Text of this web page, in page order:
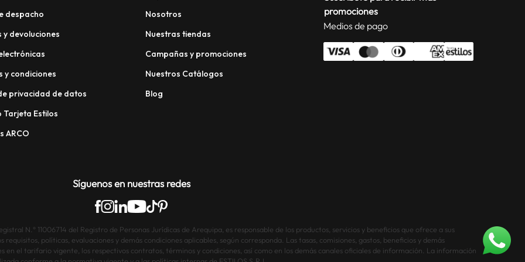
NO DISPONIBLE
despacho
y devoluciones
y condiciones
privacidad de datos
Estilos
ARCO
Nosotros
Nuestras tiendas
Campañas y promociones
Nuestros Catálogos
Blog
promociones
Medios de pago
Síguenos en nuestras redes
N.° 11006714 del Registro de Personas Jurídicas de Arequipa, es responsable de los productos, servicios y beneficios que ofrece a sus
políticas, evaluaciones y demás condiciones aplicables, según corresponda. Las tasas, comisiones, gastos, beneficios y demás
en el tarifario vigente, los respectivos contratos, términos y condiciones, así como en los demás canales oficiales de información. La información